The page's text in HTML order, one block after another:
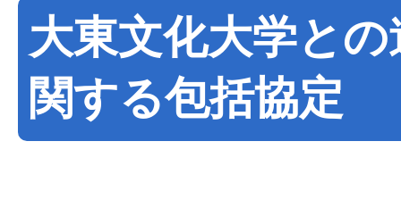
大東文化大学と
関する包括協定